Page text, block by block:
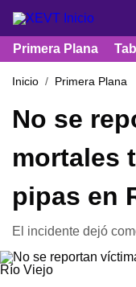
Primera Plana
Inicio Primera Plana
No se
mortales
pipas en
El incidente dejó